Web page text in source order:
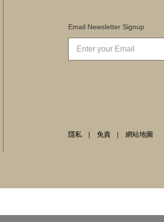
Email Newsletter Signup
隱私 免責 網站地圖